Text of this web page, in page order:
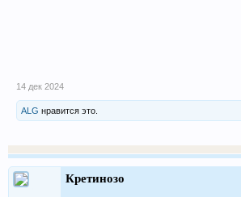
14 дек 2024
ALG нравится это.
Кретинозо